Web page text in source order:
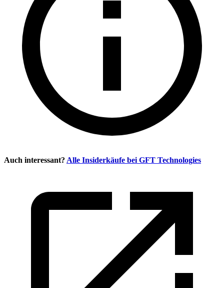
Auch interessant? Alle Insiderkäufe bei GFT Technologies